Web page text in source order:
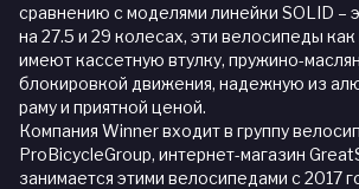
сравнению с моделями линейки SOLID –
на 27.5 и 29 колесах, эти велосипеды
имеют кассетную втулку, пружино-
блокировкой движения, надежную из
раму и приятной ценой.
Компания Winner входит в группу
ProBicycleGroup, интернет-магазин
занимается этими велосипедами с 2017